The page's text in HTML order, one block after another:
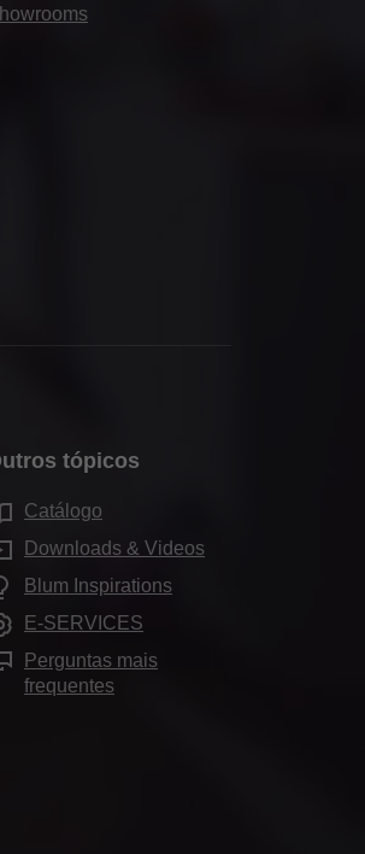
tópicos
Catálogo
Downloads & Videos
Blum Inspirations
E-SERVICES
Perguntas mais
frequentes